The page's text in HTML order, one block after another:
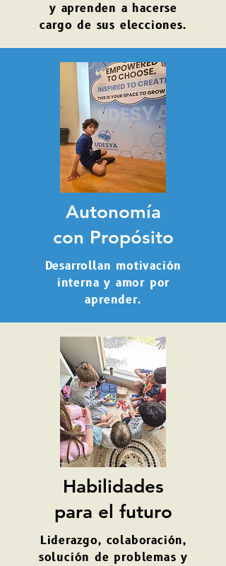
y aprenden a hacerse
cargo de sus elecciones.
Autonomía
con Propósito
Desarrollan motivación
interna y amor por
aprender.
Habilidades
para el futuro
Liderazgo, colaboración,
solución de problemas y